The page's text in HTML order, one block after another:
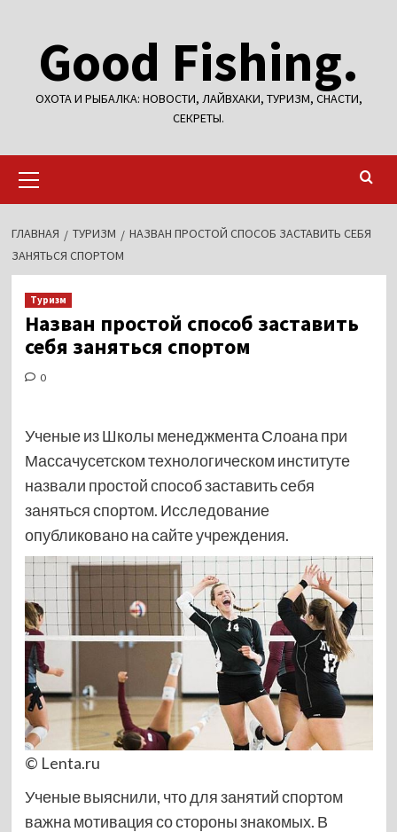
содержимому
Good Fishing.
ОХОТА И РЫБАЛКА: НОВОСТИ, ЛАЙВХАКИ, ТУРИЗМ, СНАСТИ,
СЕКРЕТЫ.
меню
ГЛАВНАЯ ТУРИЗМ
НАЗВАН ПРОСТОЙ СПОСОБ ЗАСТАВИТЬ СЕБЯ
ЗАНЯТЬСЯ СПОРТОМ
Туризм
Назван простой способ заставить
себя заняться спортом
0
Ученые из Школы менеджмента Слоана при
Массачусетском технологическом институте
назвали простой способ заставить себя
заняться спортом. Исследование
опубликовано на сайте учреждения.
© Lenta.ru
Ученые выяснили, что для занятий спортом
важна мотивация со стороны знакомых. В